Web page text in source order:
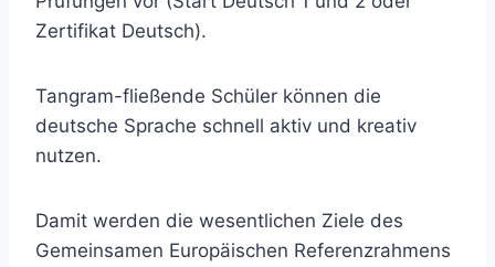
Zertifikat Deutsch).
Tangram-fließende Schüler können die
deutsche Sprache schnell aktiv und kreativ
nutzen.
Damit werden die wesentlichen Ziele des
Gemeinsamen Europäischen Referenzrahmens